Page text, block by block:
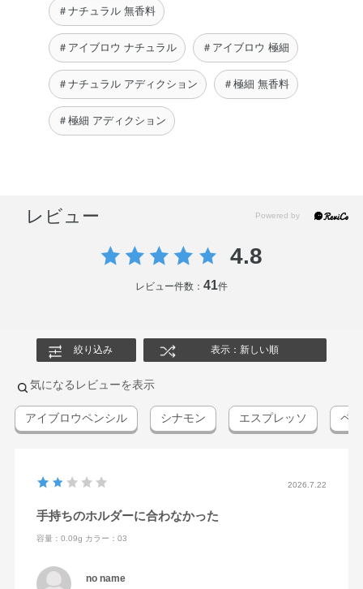
＃ナチュラル 無香料
＃アイブロウ ナチュラル ＃アイブロウ 極細
＃ナチュラル アディクション ＃極細 無香料
＃極細 アディクション
レビュー
4.8
レビュー件数： 41件
絞り込み 表示：新しい順
気になるレビューを表示
アイブロウペンシル シナモン エスプレッソ ペ
2026.7.22
手持ちのホルダーに合わなかった
容量：0.09g カラー：03
no name